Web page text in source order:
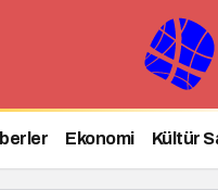
Ekonomi Kültür